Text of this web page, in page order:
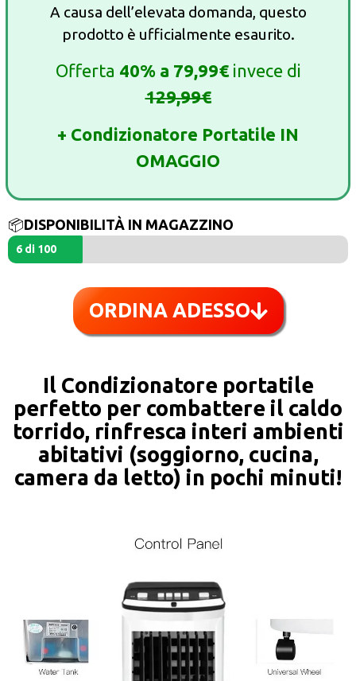
A causa dell’elevata domanda, questo
prodotto è ufficialmente esaurito.
Offerta 40%a 79,99€ invece di
129,99€
+ Condizionatore Portatile IN
OMAGGIO
📦DISPONIBILITÀ IN MAGAZZINO
6 di 100
ORDINA ADESSO
Il Condizionatore portatile
perfetto per combattere il caldo
torrido, rinfresca interi ambienti
abitativi (soggiorno, cucina,
camera da letto) in pochi minuti!